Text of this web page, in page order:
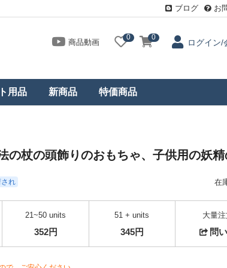
ブログ お
商品動画
0 0
ログイン/
用品 新商品 特価商品
の杖の頭飾りのおもちゃ、子供用の妖
れ 在
21~50 units
352円
51 + units
345円
大量
問